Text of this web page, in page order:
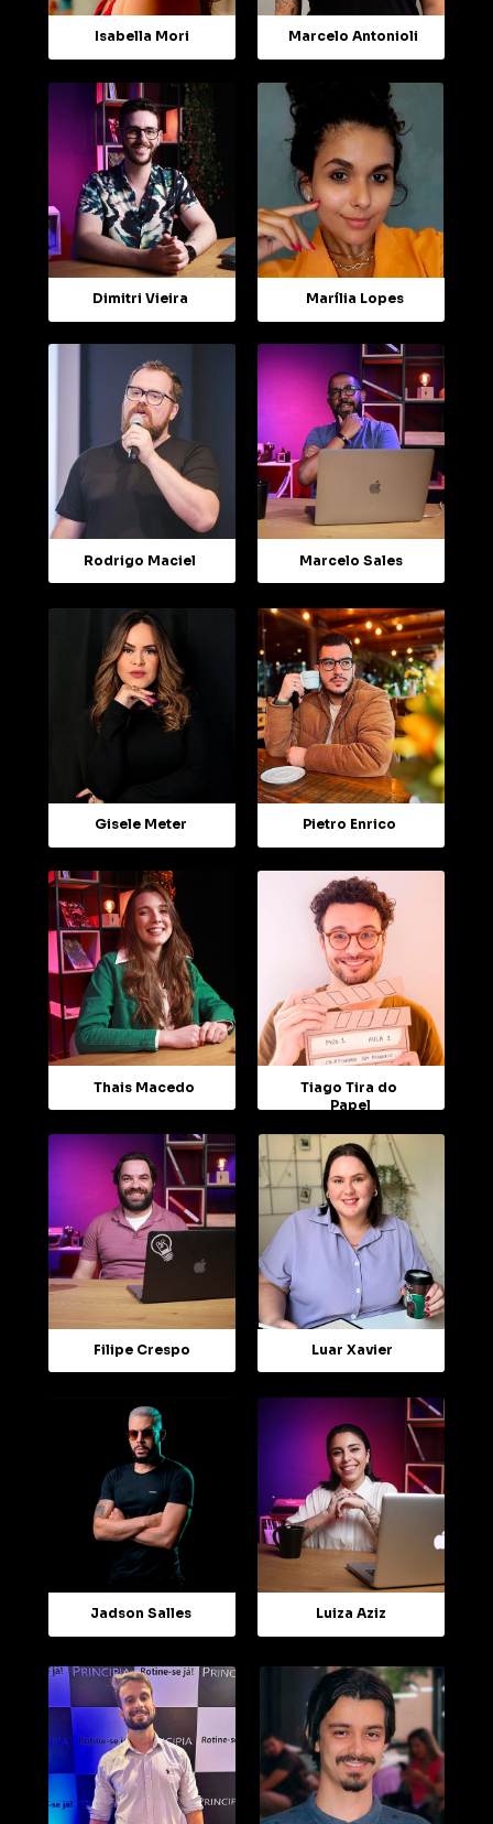
Isabella Mori Marcelo Antonioli
Dimitri Vieira Marília Lopes
Rodrigo Maciel Marcelo Sales
Gisele Meter Pietro Enrico
Thais Macedo
Tiago Tira do
Papel
Filipe Crespo Luar Xavier
Jadson Salles Luiza Aziz